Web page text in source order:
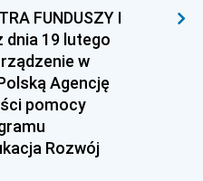
FUNDUSZY I
dnia 19 lutego
w
Agencję
pomocy
Rozwój